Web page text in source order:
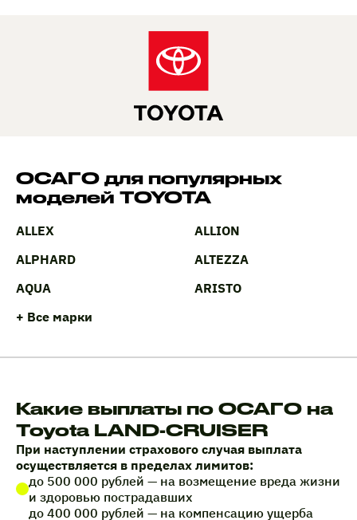
ОСАГО для популярных
моделей TOYOTA
ALLEX
ALLION
ALPHARD
ALTEZZA
AQUA
ARISTO
+ Все марки
Какие выплаты по ОСАГО на
Toyota LAND-CRUISER
При наступлении страхового случая выплата
осуществляется в пределах лимитов:
до 500 000 рублей — на возмещение вреда жизни
и здоровью пострадавших
до 400 000 рублей — на компенсацию ущерба